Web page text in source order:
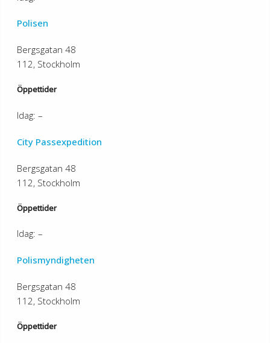
Polisen
Bergsgatan 48
112, Stockholm
Öppettider
Idag: –
City Passexpedition
Bergsgatan 48
112, Stockholm
Öppettider
Idag: –
Polismyndigheten
Bergsgatan 48
112, Stockholm
Öppettider